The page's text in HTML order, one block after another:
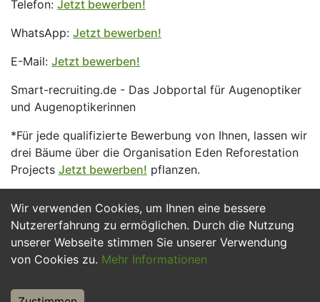
Wir verwenden Cookies, um Ihnen eine bessere
Nutzererfahrung zu ermöglichen. Durch die Nutzung
unserer Webseite stimmen Sie unserer Verwendung
von Cookies zu. Mehr Informationen
Telefon: Jetzt bewerben!
WhatsApp: Jetzt bewerben!
E-Mail: Jetzt bewerben!
Smart-recruiting.de - Das Jobportal für Augenoptiker
und Augenoptikerinnen
*Für jede qualifizierte Bewerbung von Ihnen, lassen wir
drei Bäume über die Organisation Eden Reforestation
Projects Jetzt bewerben! pflanzen.
Jetzt Bewerben